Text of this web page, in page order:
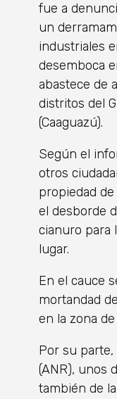
fue a
un
industriales
desemboca
abastece de
distritos del
(Caaguazú).
Según el
otros
propiedad
el desborde
cianuro para
lugar.
En el cauce
mortandad
en la zona
Por su parte,
(ANR), unos
también de